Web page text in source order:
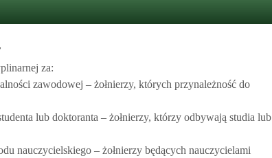
za:
zawodowej – żołnierzy, których przynależność do
lub doktoranta – żołnierzy, którzy odbywają studia lub
nauczycielskiego – żołnierzy będących nauczycielami